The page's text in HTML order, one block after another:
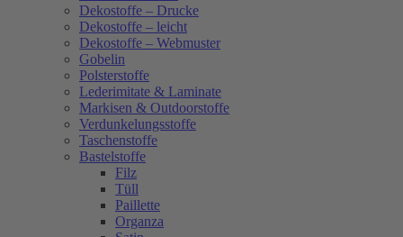
Dekostoffe – Drucke
Dekostoffe – leicht
Dekostoffe – Webmuster
Gobelin
Polsterstoffe
Lederimitate & Laminate
Markisen & Outdoorstoffe
Verdunkelungsstoffe
Taschenstoffe
Bastelstoffe
Filz
Tüll
Paillette
Organza